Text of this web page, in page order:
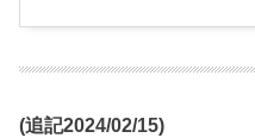
(追記2024/02/15)